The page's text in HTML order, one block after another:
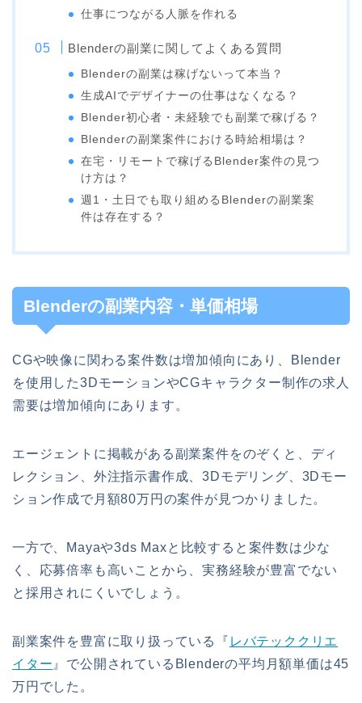
仕事につながる人脈を作れる
Blenderの副業に関してよくある質問
Blenderの副業は稼げないって本当？
生成AIでデザイナーの仕事はなくなる？
Blender初心者・未経験でも副業で稼げる？
Blenderの副業案件における時給相場は？
在宅・リモートで稼げるBlender案件の見つ
け方は？
週1・土日でも取り組めるBlenderの副業案
件は存在する？
Blenderの副業内容・単価相場
CGや映像に関わる案件数は増加傾向にあり、Blender
を使用した3DモーションやCGキャラクター制作の求人
需要は増加傾向にあります。
エージェントに掲載がある副業案件をのぞくと、ディ
レクション、外注指示書作成、3Dモデリング、3Dモー
ション作成で月額80万円の案件が見つかりました。
一方で、Mayaや3ds Maxと比較すると案件数は少な
く、応募倍率も高いことから、実務経験が豊富でない
と採用されにくいでしょう。
副業案件を豊富に取り扱っている『 レバテッククリエ
イター 』で公開されているBlenderの平均月額単価は45
万円でした。